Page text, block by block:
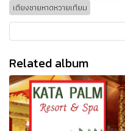
เตียงชายหาดหวายเทียม
Related album